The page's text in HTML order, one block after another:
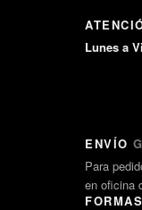
Lunes a
ENVÍO
Para
en oficina
FORMAS